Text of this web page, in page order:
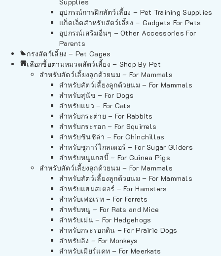
อุปกรณ์การฝึกสัตว์เลี้ยง – Pet Training Supplies
แก็ดเจ็ตสำหรับสัตว์เลี้ยง – Gadgets For Pets
อุปกรณ์เสริมอื่นๆ – Other Accessories For
Parents
กรงสัตว์เลี้ยง – Pet Cages
เลือกซื้อตามหมวดสัตว์เลี้ยง – Shop By Pet
สำหรับสัตว์เลี้ยงลูกด้วยนม – For Mammals
สำหรับสัตว์เลี้ยงลูกด้วยนม – For Mammals
สำหรับสุนัข – For Dogs
สำหรับแมว – For Cats
สำหรับกระต่าย – For Rabbits
สำหรับกระรอก – For Squirrels
สำหรับชินชิล่า – For Chinchillas
สำหรับชูการ์ไกลเดอร์ – For Sugar Gliders
สำหรับหนูแกสบี้ – For Guinea Pigs
สำหรับสัตว์เลี้ยงลูกด้วยนม – For Mammals
สำหรับสัตว์เลี้ยงลูกด้วยนม – For Mammals
สำหรับแฮมสเตอร์ – For Hamsters
สำหรับเฟอเรท – For Ferrets
สำหรับหนู – For Rats and Mice
สำหรับเม่น – For Hedgehogs
สำหรับกระรอกดิน – For Prairie Dogs
สำหรับลิง – For Monkeys
สำหรับเมียร์แคท – For Meerkats